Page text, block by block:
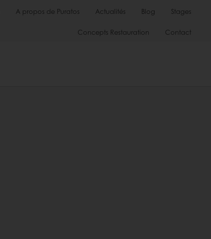
A propos de Puratos Actualités Blog Stages
Concepts Restauration Contact